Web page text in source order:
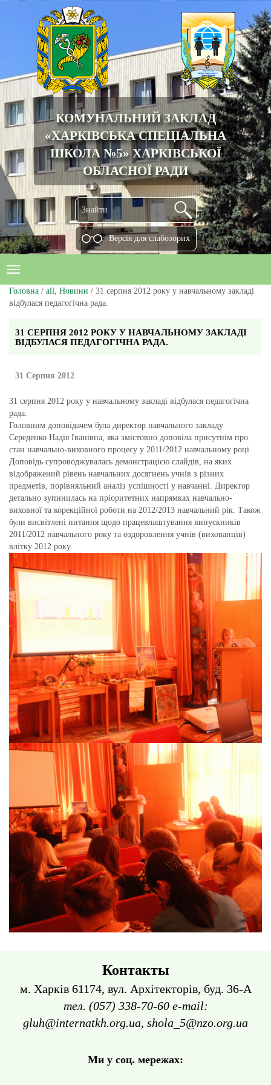
КОМУНАЛЬНИЙ ЗАКЛАД
«ХАРКІВСЬКА СПЕЦІАЛЬНА
ШКОЛА №5» ХАРКІВСЬКОЇ
ОБЛАСНОЇ РАДИ
Версiя для слабозорих
Головна / all, Новини / 31 серпня 2012 року у навчальному закладі
відбулася педагогічна рада.
31 СЕРПНЯ 2012 РОКУ У НАВЧАЛЬНОМУ ЗАКЛАДІ
ВІДБУЛАСЯ ПЕДАГОГІЧНА РАДА.
31 Серпня 2012
31 серпня 2012 року у навчальному закладі відбулася педагогічна
рада.
Головним доповідачем була директор навчального закладу
Середенко Надія Іванівна, яка змістовно доповіла присутнім про
стан навчально-виховного процесу у 2011/2012 навчальному році.
Доповідь супроводжувалась демонстрацією слайдів, на яких
відображений рівень навчальних досягнень учнів з різних
предметів, порівняльний аналіз успішності у навчанні. Директор
детально зупинилась на пріоритетних напрямках навчально-
виховної та корекційної роботи на 2012/2013 навчальний рік. Також
були висвітлені питання щодо працевлаштування випускників
2011/2012 навчального року та оздоровлення учнів (вихованців)
влітку 2012 року.
Контакты
м. Харків 61174, вул. Архітекторів, буд. 36-А
тел. (057) 338-70-60 e-mail:
gluh@internatkh.org.ua, shola_5@nzo.org.ua
Ми у соц. мережах: